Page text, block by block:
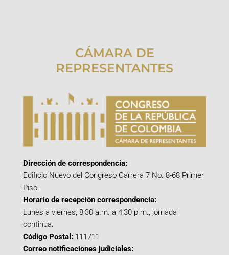
CÁMARA DE
REPRESENTANTES
Dirección de correspondencia:
Edificio Nuevo del Congreso Carrera 7 No. 8-68 Primer
Piso.
Horario de recepción correspondencia:
Lunes a viernes, 8:30 a.m. a 4:30 p.m., jornada
continua.
Código Postal: 111711
Correo notificaciones judiciales: